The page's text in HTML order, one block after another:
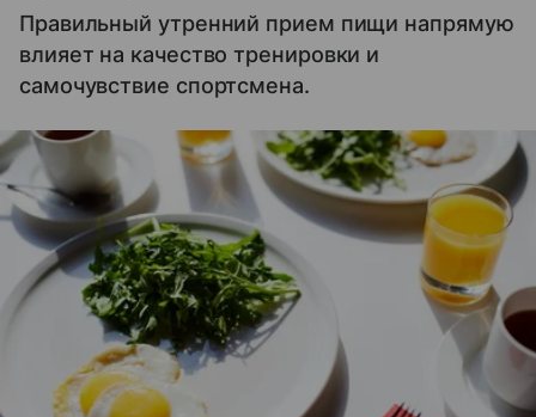
Правильный утренний прием пищи напрямую
влияет на качество тренировки и
самочувствие спортсмена.